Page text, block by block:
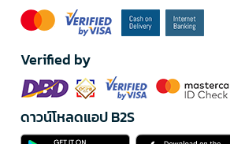
Verified by
ดาวน์โหลดแอป B2S